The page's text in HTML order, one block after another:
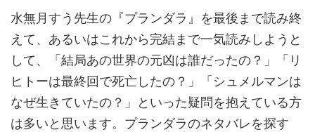
水無月すう先生の『プランダラ』を最後まで読み終
えて、あるいはこれから完結まで一気読みしようと
して、「結局あの世界の元凶は誰だったの？」「リ
ヒトーは最終回で死亡したの？」「シュメルマンは
なぜ生きていたの？」といった疑問を抱えている方
は多いと思います。プランダラのネタバレを探す